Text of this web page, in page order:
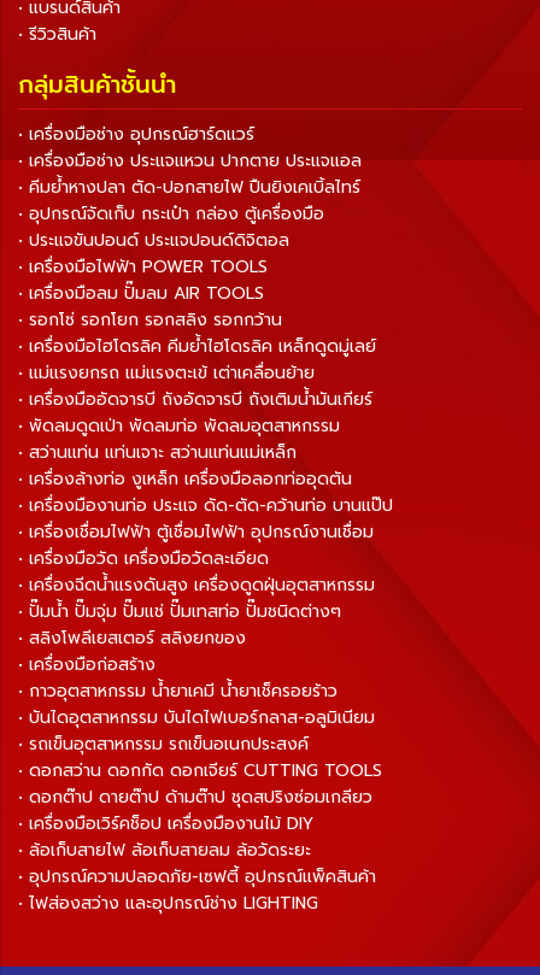
• แบรนด์สินค้า
• รีวิวสินค้า
กลุ่มสินค้าชั้นนำ
• เครื่องมือช่าง อุปกรณ์ฮาร์ดแวร์
• เครื่องมือช่าง ประแจแหวน ปากตาย ประแจแอล
• คีมย้ำหางปลา ตัด-ปอกสายไฟ ปืนยิงเคเบิ้ลไทร์
• อุปกรณ์จัดเก็บ กระเป๋า กล่อง ตู้เครื่องมือ
• ประแจขันปอนด์ ประแจปอนด์ดิจิตอล
• เครื่องมือไฟฟ้า POWER TOOLS
• เครื่องมือลม ปั๊มลม AIR TOOLS
• รอกโซ่ รอกโยก รอกสลิง รอกกว้าน
• เครื่องมือไฮโดรลิค คีมย้ำไฮโดรลิค เหล็กดูดมู่เลย์
• แม่แรงยกรถ แม่แรงตะเข้ เต่าเคลื่อนย้าย
• เครื่องมืออัดจารบี ถังอัดจารบี ถังเติมน้ำมันเกียร์
• พัดลมดูดเป่า พัดลมท่อ พัดลมอุตสาหกรรม
• สว่านแท่น แท่นเจาะ สว่านแท่นแม่เหล็ก
• เครื่องล้างท่อ งูเหล็ก เครื่องมือลอกท่ออุดตัน
• เครื่องมืองานท่อ ประแจ ดัด-ตัด-คว้านท่อ บานแป๊ป
• เครื่องเชื่อมไฟฟ้า ตู้เชื่อมไฟฟ้า อุปกรณ์งานเชื่อม
• เครื่องมือวัด เครื่องมือวัดละเอียด
• เครื่องฉีดน้ำแรงดันสูง เครื่องดูดฝุ่นอุตสาหกรรม
• ปั๊มน้ำ ปั๊มจุ่ม ปั๊มแช่ ปั๊มเทสท่อ ปั๊มชนิดต่างๆ
• สลิงโพลีเยสเตอร์ สลิงยกของ
• เครื่องมือก่อสร้าง
• กาวอุตสาหกรรม น้ำยาเคมี น้ำยาเช็ครอยร้าว
• บันไดอุตสาหกรรม บันไดไฟเบอร์กลาส-อลูมิเนียม
• รถเข็นอุตสาหกรรม รถเข็นอเนกประสงค์
• ดอกสว่าน ดอกกัด ดอกเจียร์ CUTTING TOOLS
• ดอกต๊าป ดายต๊าป ด้ามต๊าป ชุดสปริงซ่อมเกลียว
• เครื่องมือเวิร์คช็อป เครื่องมืองานไม้ DIY
• ล้อเก็บสายไฟ ล้อเก็บสายลม ล้อวัดระยะ
• อุปกรณ์ความปลอดภัย-เซฟตี้ อุปกรณ์แพ็คสินค้า
• ไฟส่องสว่าง และอุปกรณ์ช่าง LIGHTING